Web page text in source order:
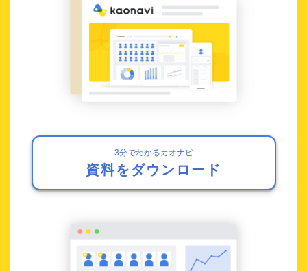
3分でわかるカオナビ
資料をダウンロード